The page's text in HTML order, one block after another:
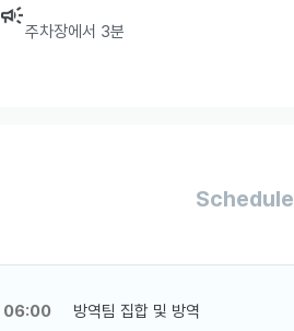
주차장에서 3분
Schedule
06:00 방역팀 집합 및 방역